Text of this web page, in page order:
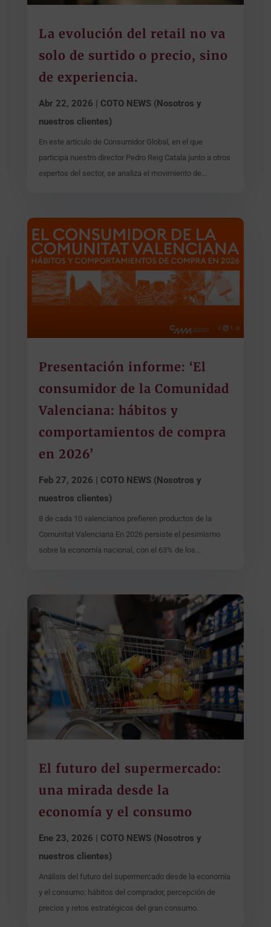
La evolución del retail no va
solo de surtido o precio, sino
de experiencia.
Abr 22, 2026 | COTO NEWS (Nosotros y
nuestros clientes)
En este artículo de Consumidor Global, en el que
participa nuestro director Pedro Reig Catala junto a otros
expertos del sector, se analiza el movimiento de...
Presentación informe: ‘El
consumidor de la Comunidad
Valenciana: hábitos y
comportamientos de compra
en 2026’
Feb 27, 2026 | COTO NEWS (Nosotros y
nuestros clientes)
8 de cada 10 valencianos prefieren productos de la
Comunitat Valenciana En 2026 persiste el pesimismo
sobre la economía nacional, con el 63% de los...
El futuro del supermercado:
una mirada desde la
economía y el consumo
Ene 23, 2026 | COTO NEWS (Nosotros y
nuestros clientes)
Análisis del futuro del supermercado desde la economía
y el consumo: hábitos del comprador, percepción de
precios y retos estratégicos del gran consumo.